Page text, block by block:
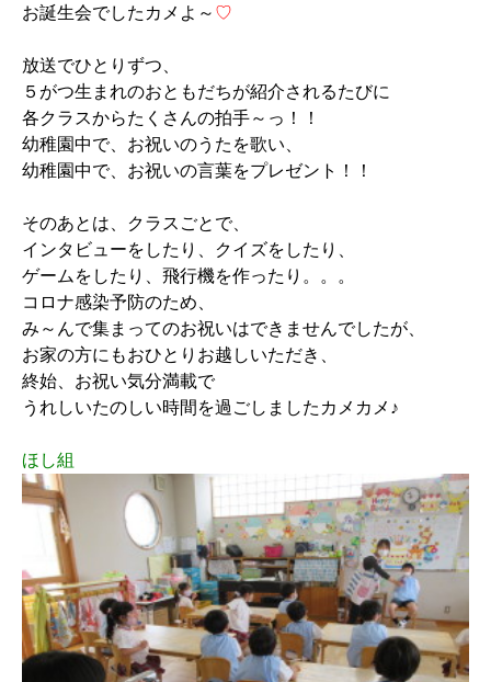
お誕生会でしたカメよ～ ♡
放送でひとりずつ、
５がつ生まれのおともだちが紹介されるたびに
各クラスからたくさんの拍手～っ！！
幼稚園中で、お祝いのうたを歌い、
幼稚園中で、お祝いの言葉をプレゼント！！
そのあとは、クラスごとで、
インタビューをしたり、クイズをしたり、
ゲームをしたり、飛行機を作ったり。。。
コロナ感染予防のため、
み～んで集まってのお祝いはできませんでしたが、
お家の方にもおひとりお越しいただき、
終始、お祝い気分満載で
うれしいたのしい時間を過ごしましたカメカメ♪
ほし組